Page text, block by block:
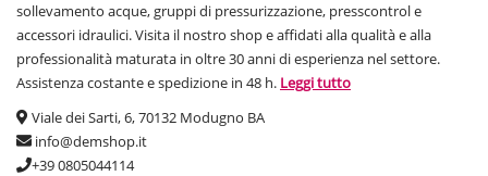
sollevamento acque, gruppi di pressurizzazione, presscontrol e
accessori idraulici. Visita il nostro shop e affidati alla qualità e alla
professionalità maturata in oltre 30 anni di esperienza nel settore.
Assistenza costante e spedizione in 48 h. Leggi tutto
Viale dei Sarti, 6, 70132 Modugno BA
info@demshop.it
+39 0805044114